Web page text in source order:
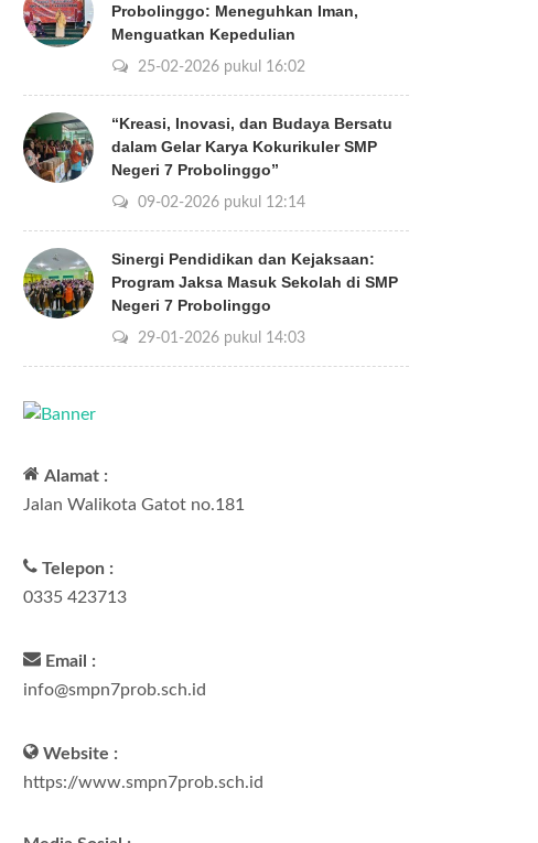
Probolinggo: Meneguhkan Iman,
Menguatkan Kepedulian
25-02-2026 pukul 16:02
“Kreasi, Inovasi, dan Budaya Bersatu
dalam Gelar Karya Kokurikuler SMP
Negeri 7 Probolinggo”
09-02-2026 pukul 12:14
Sinergi Pendidikan dan Kejaksaan:
Program Jaksa Masuk Sekolah di SMP
Negeri 7 Probolinggo
29-01-2026 pukul 14:03
Alamat :
Jalan Walikota Gatot no.181
Telepon :
0335 423713
Email :
info@smpn7prob.sch.id
Website :
https://www.smpn7prob.sch.id